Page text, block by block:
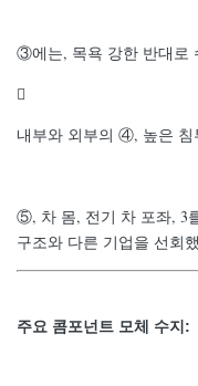
③에는, 목욕 강한 반대로

내부와 외부의 ④, 높은 침
⑤, 차 몸, 전기 차 포좌, 3
구조와 다른 기업을 선회
주요 콤포넌트 모체 수지: